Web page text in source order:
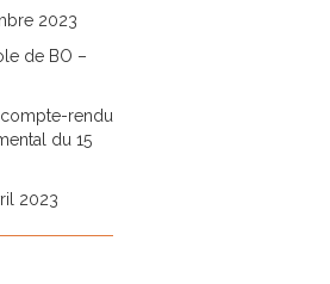
2023
de BO –
rendu
du 15
2023